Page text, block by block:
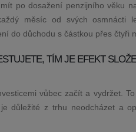
mít po dosažení penzijního věku
měsíc od svých osmnácti
do důchodu s částkou přes čtyři
TÍM JE EFEKT
vůbec začít a vydržet.
důležité z trhu neodcházet a